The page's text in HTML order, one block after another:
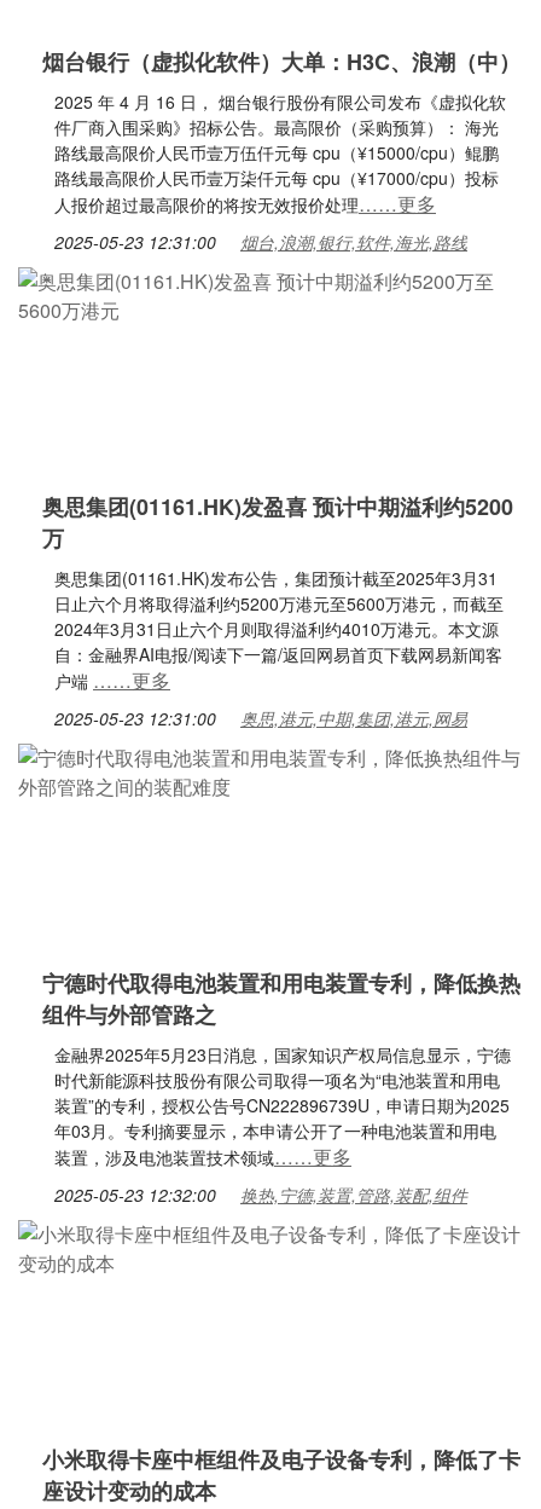
烟台银行（虚拟化软件）大单：H3C、浪潮（中）
2025 年 4 月 16 日， 烟台银行股份有限公司发布《虚拟化软
件厂商入围采购》招标公告。最高限价（采购预算）： 海光
路线最高限价人民币壹万伍仟元每 cpu（¥15000/cpu）鲲鹏
路线最高限价人民币壹万柒仟元每 cpu（¥17000/cpu）投标
人报价超过最高限价的将按无效报价处理……更多
2025-05-23 12:31:00 烟台,浪潮,银行,软件,海光,路线
奥思集团(01161.HK)发盈喜 预计中期溢利约5200
万
奥思集团(01161.HK)发布公告，集团预计截至2025年3月31
日止六个月将取得溢利约5200万港元至5600万港元，而截至
2024年3月31日止六个月则取得溢利约4010万港元。本文源
自：金融界AI电报/阅读下一篇/返回网易首页下载网易新闻客
户端 ……更多
2025-05-23 12:31:00 奥思,港元,中期,集团,港元,网易
宁德时代取得电池装置和用电装置专利，降低换热
组件与外部管路之
金融界2025年5月23日消息，国家知识产权局信息显示，宁德
时代新能源科技股份有限公司取得一项名为“电池装置和用电
装置”的专利，授权公告号CN222896739U，申请日期为2025
年03月。专利摘要显示，本申请公开了一种电池装置和用电
装置，涉及电池装置技术领域……更多
2025-05-23 12:32:00 换热,宁德,装置,管路,装配,组件
小米取得卡座中框组件及电子设备专利，降低了卡
座设计变动的成本